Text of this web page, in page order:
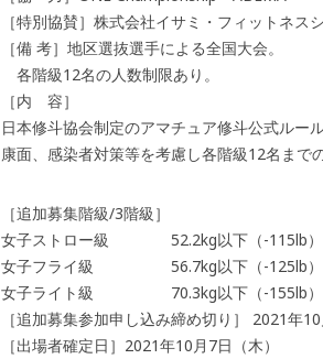
［特別協賛］株式会社イサミ・フィットネス
［備 考］地区選抜選手による全国大会。
各階級12名の人数制限あり。
［内 容］
日本修斗協会制定のアマチュア修斗公式ルー
康面、感染者対策等を考慮し各階級12名ま
［追加募集階級/3階級］
女子ストロー級 52.2kg以下（-115lb）
女子フライ級 56.7kg以下（-125lb）
女子ライト級 70.3kg以下（-155lb）
［追加募集参加申し込み締め切り］ 2021年10
［出場者確定日］2021年10月7日（木）